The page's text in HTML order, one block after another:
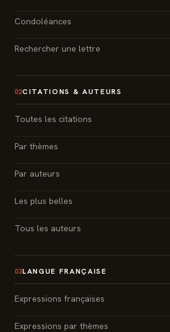
Condoléances
Rechercher une lettre
02CITATIONS & AUTEURS
Toutes les citations
Par thèmes
Par auteurs
Les plus belles
Tous les auteurs
03LANGUE FRANÇAISE
Expressions françaises
Expressions par thèmes